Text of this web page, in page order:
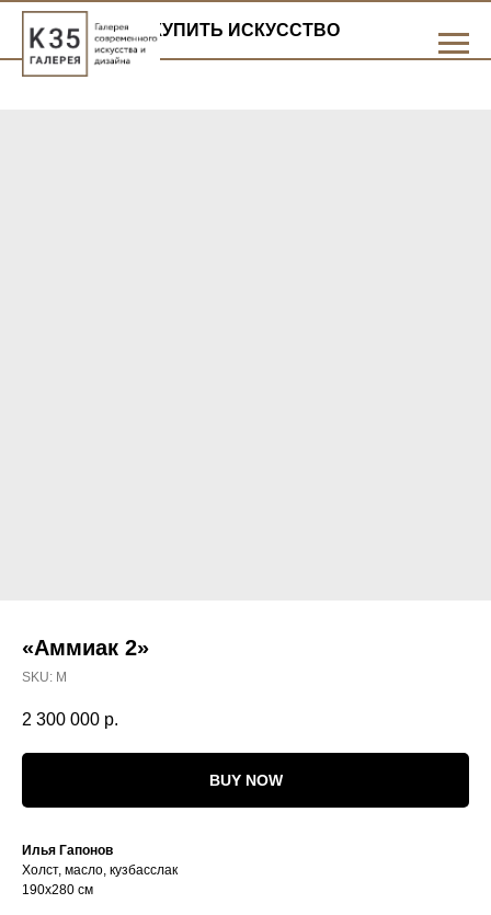
КУПИТЬ ИСКУССТВО
«Аммиак 2»
SKU: М
2 300 000 р.
BUY NOW
Илья Гапонов
Холст, масло, кузбасслак
190х280 см